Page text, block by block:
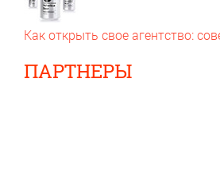
Как открыть свое агентство:
ПАРТНЕРЫ